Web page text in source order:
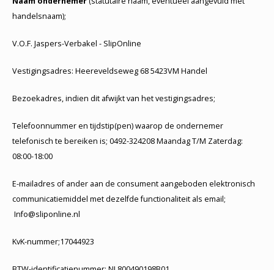
handelsnaam);
V.O.F. Jaspers-Verbakel - SlipOnline
Vestigingsadres: Heereveldseweg 68 5423VM Handel
Bezoekadres, indien dit afwijkt van het vestigingsadres;
Telefoonnummer en tijdstip(pen) waarop de ondernemer
telefonisch te bereiken is; 0492-324208 Maandag T/M Zaterdag:
08:00-18:00
E-mailadres of ander aan de consument aangeboden elektronisch
communicatiemiddel met dezelfde functionaliteit als email;
Info@sliponline.nl
KvK-nummer;17044923